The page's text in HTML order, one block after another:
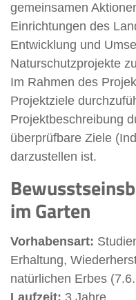
gemeinsamen
Einrichtungen des
Entwicklung und
Naturschutzprojekte
Im Rahmen des
Projektziele
Projektbeschreibung
überprüfbare Ziele
darzustellen ist.
im Garten
Vorhabensart:
Erhaltung,
natürlichen Erbes
Laufzeit: 3 Jahre